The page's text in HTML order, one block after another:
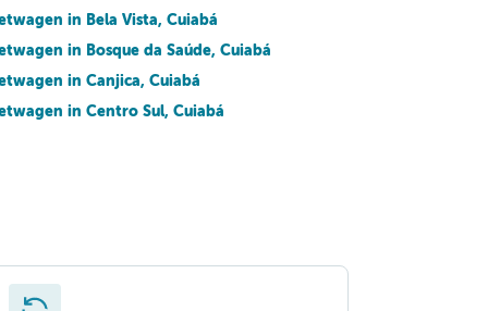
in Bela Vista, Cuiabá
in Bosque da Saúde, Cuiabá
in Canjica, Cuiabá
in Centro Sul, Cuiabá